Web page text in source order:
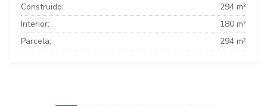
Construido:
294 m²
Interior:
180 m²
Parcela:
294 m²